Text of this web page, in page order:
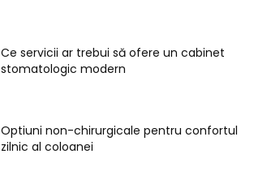
Ce servicii ar trebui să ofere un cabinet
stomatologic modern
Optiuni non-chirurgicale pentru confortul
zilnic al coloanei